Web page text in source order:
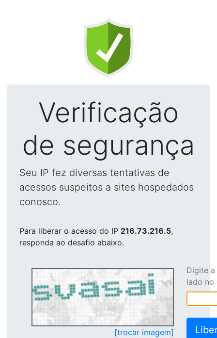
Verificação
de segurança
Seu IP fez diversas tentativas de
acessos suspeitos a sites hospedados
conosco.
Para liberar o acesso do IP 216.73.216.5,
responda ao desafio abaixo.
[trocar imagem]
Digite
lado no